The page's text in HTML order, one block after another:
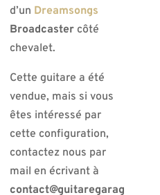
d’un Dreamsongs
Broadcaster côté
chevalet.
Cette guitare a été
vendue, mais si vous
êtes intéressé par
cette configuration,
contactez nous par
mail en écrivant à
contact@guitaregarag